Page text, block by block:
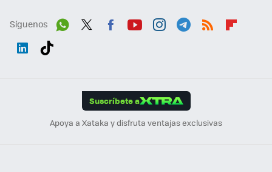
Síguenos
Suscríbete a
Apoya a Xataka y disfruta ventajas exclusivas